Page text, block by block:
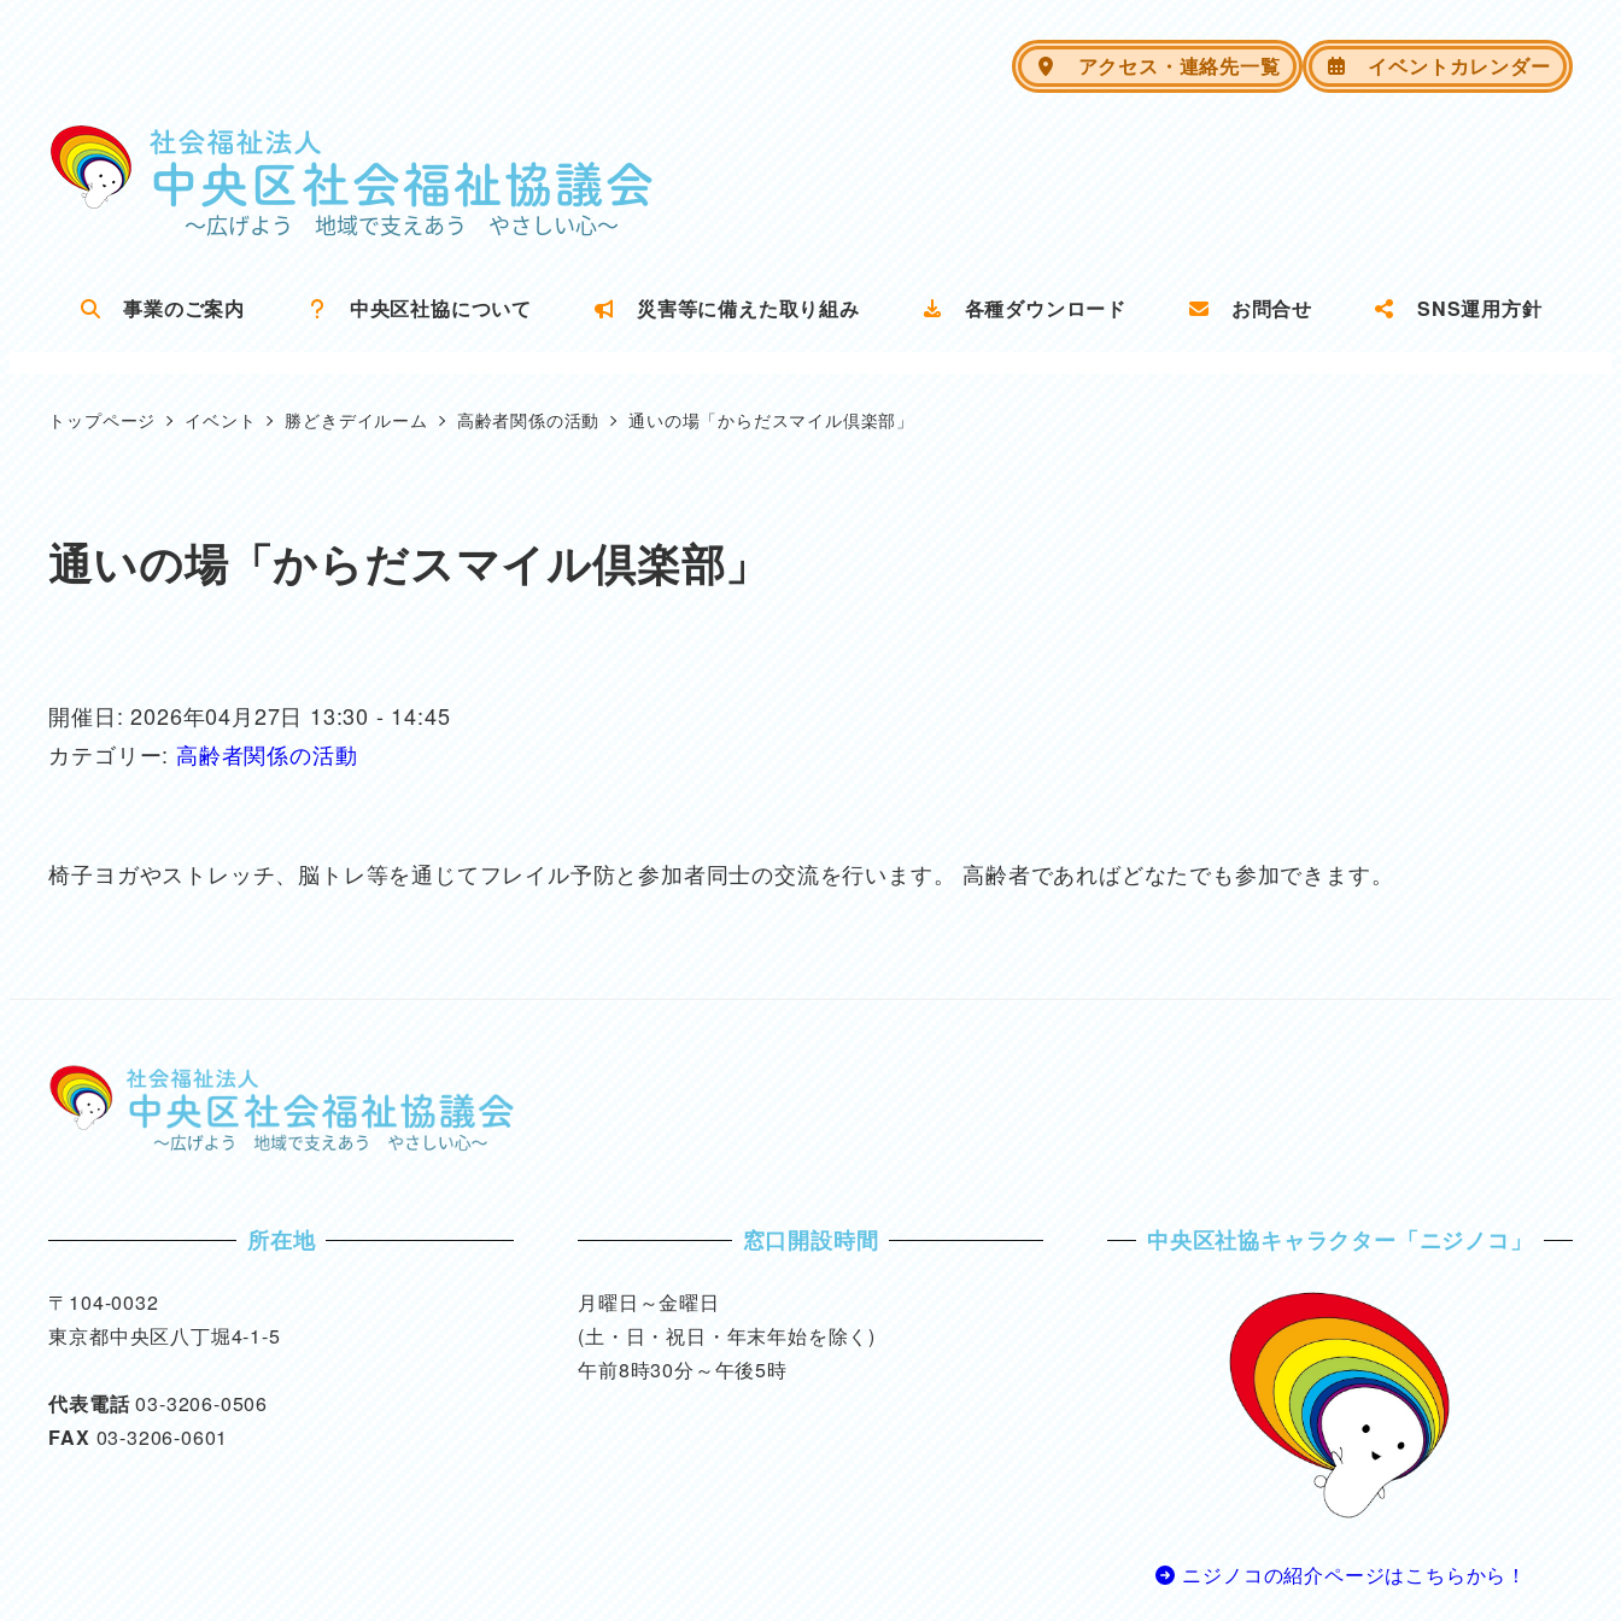
アクセス・連絡先一覧 イベントカレンダー
事業のご案内 中央区社協について 災害等に備えた取り組み 各種ダウンロード お問合せ SNS運用方針
トップページ イベント 勝どきデイルーム 高齢者関係の活動 通いの場「からだスマイル倶楽部」
通いの場「からだスマイル倶楽部」
開催日: 2026年04月27日 13:30 - 14:45
カテゴリー: 高齢者関係の活動
椅子ヨガやストレッチ、脳トレ等を通じてフレイル予防と参加者同士の交流を行います。 高齢者であればどなたでも参加できます。
所在地
〒104-0032
東京都中央区八丁堀4-1-5
代表電話03-3206-0506
FAX 03-3206-0601
窓口開設時間
月曜日～金曜日
(土・日・祝日・年末年始を除く)
午前8時30分～午後5時
中央区社協キャラクター「ニジノコ」
ニジノコの紹介ページはこちらから！